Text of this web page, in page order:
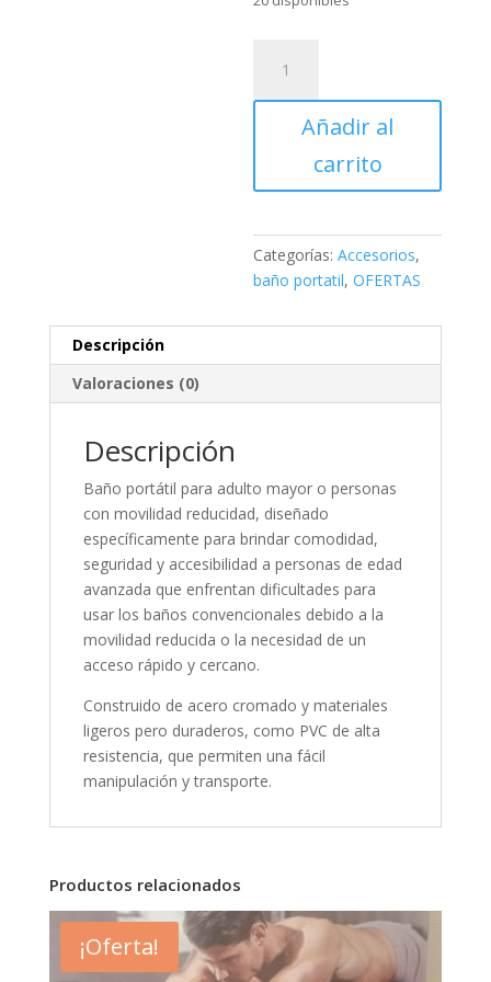
PORTÁTIL
Y
PLEGABLEAñadir al
carrito
Categorías:Accesorios,
baño portatil,OFERTAS
Descripción
Valoraciones (0)
Descripción
Baño portátil para adulto mayor o personas
con movilidad reducidad, diseñado
específicamente para brindar comodidad,
seguridad y accesibilidad a personas de edad
avanzada que enfrentan dificultades para
usar los baños convencionales debido a la
movilidad reducida o la necesidad de un
acceso rápido y cercano.
Construido de acero cromado y materiales
ligeros pero duraderos, como PVC de alta
resistencia, que permiten una fácil
manipulación y transporte.
Productos relacionados
¡Oferta!